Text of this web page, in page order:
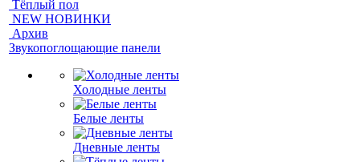
Тёплый пол
NEW НОВИНКИ
Архив
Звукопоглощающие панели
Холодные ленты
Белые ленты
Дневные ленты